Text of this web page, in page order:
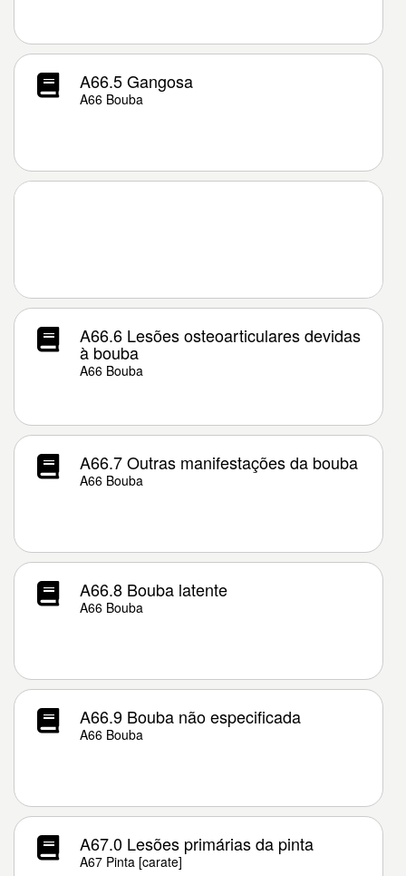
A66.5 Gangosa
A66 Bouba
A66.6 Lesões osteoarticulares devidas
à bouba
A66 Bouba
A66.7 Outras manifestações da bouba
A66 Bouba
A66.8 Bouba latente
A66 Bouba
A66.9 Bouba não especificada
A66 Bouba
A67.0 Lesões primárias da pinta
A67 Pinta [carate]